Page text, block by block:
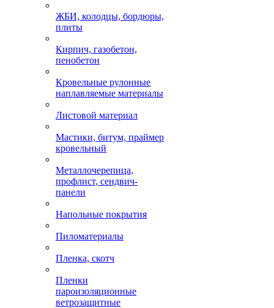
ЖБИ, колодцы, бордюры,
плиты
Кирпич, газобетон,
пенобетон
Кровельные рулонные
наплавляемые материалы
Листовой материал
Мастики, битум, праймер
кровельный
Металлочерепица,
профлист, сендвич-
панели
Напольные покрытия
Пиломатериалы
Пленка, скотч
Пленки
пароизоляционные
ветрозащитные